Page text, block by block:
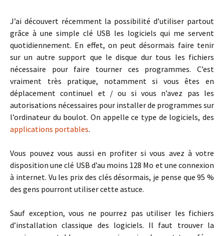
J’ai découvert récemment la possibilité d’utiliser partout
grâce à une simple clé USB les logiciels qui me servent
quotidiennement. En effet, on peut désormais faire tenir
sur un autre support que le disque dur tous les fichiers
nécessaire pour faire tourner ces programmes. C’est
vraiment très pratique, notamment si vous êtes en
déplacement continuel et / ou si vous n’avez pas les
autorisations nécessaires pour installer de programmes sur
l’ordinateur du boulot. On appelle ce type de logiciels, des
applications portables.
Vous pouvez vous aussi en profiter si vous avez à votre
disposition une clé USB d’au moins 128 Mo et une connexion
à internet. Vu les prix des clés désormais, je pense que 95 %
des gens pourront utiliser cette astuce.
Sauf exception, vous ne pourrez pas utiliser les fichiers
d’installation classique des logiciels. Il faut trouver la